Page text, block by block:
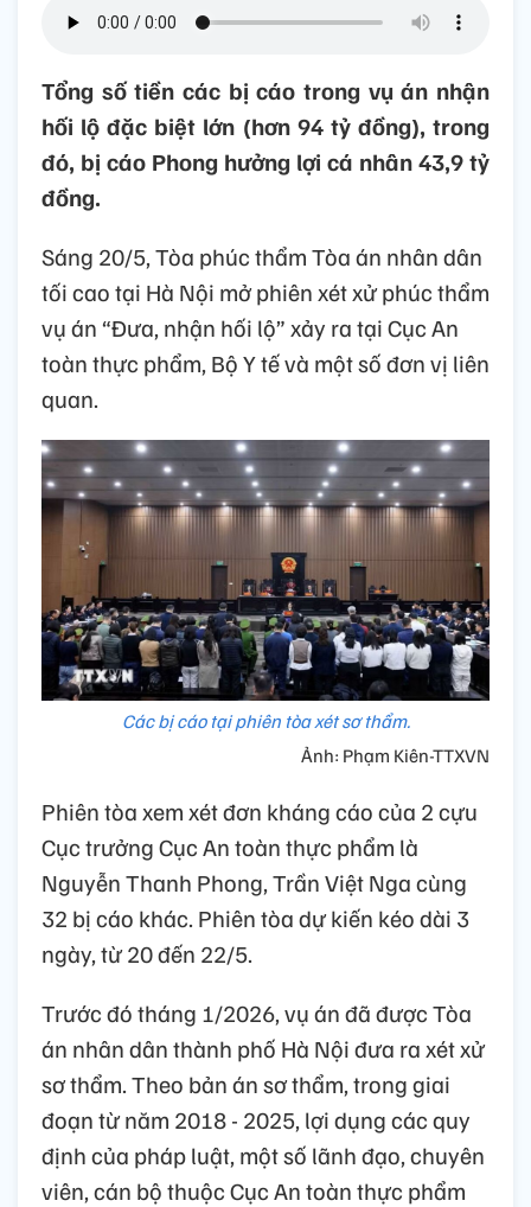
Tổng số tiền các bị cáo trong vụ án nhận
hối lộ đặc biệt lớn (hơn 94 tỷ đồng), trong
đó, bị cáo Phong hưởng lợi cá nhân 43,9 tỷ
đồng.
Sáng 20/5, Tòa phúc thẩm Tòa án nhân dân
tối cao tại Hà Nội mở phiên xét xử phúc thẩm
vụ án “Đưa, nhận hối lộ” xảy ra tại Cục An
toàn thực phẩm, Bộ Y tế và một số đơn vị liên
quan.
Các bị cáo tại phiên tòa xét sơ thẩm.
Ảnh: Phạm Kiên-TTXVN
Phiên tòa xem xét đơn kháng cáo của 2 cựu
Cục trưởng Cục An toàn thực phẩm là
Nguyễn Thanh Phong, Trần Việt Nga cùng
32 bị cáo khác. Phiên tòa dự kiến kéo dài 3
ngày, từ 20 đến 22/5.
Trước đó tháng 1/2026, vụ án đã được Tòa
án nhân dân thành phố Hà Nội đưa ra xét xử
sơ thẩm. Theo bản án sơ thẩm, trong giai
đoạn từ năm 2018 - 2025, lợi dụng các quy
định của pháp luật, một số lãnh đạo, chuyên
viên, cán bộ thuộc Cục An toàn thực phẩm